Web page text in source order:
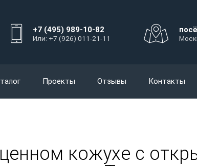
+7 (495) 989-10-82
Или: +7 (926) 011-21-11
Проекты Отзывы Контакты
кожухе с